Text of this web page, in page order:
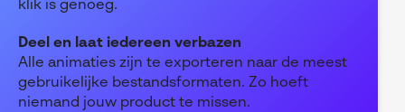
klik is genoeg.
Deel en laat iedereen verbazen
Alle animaties zijn te exporteren naar de meest
gebruikelijke bestandsformaten. Zo hoeft
niemand jouw product te missen.